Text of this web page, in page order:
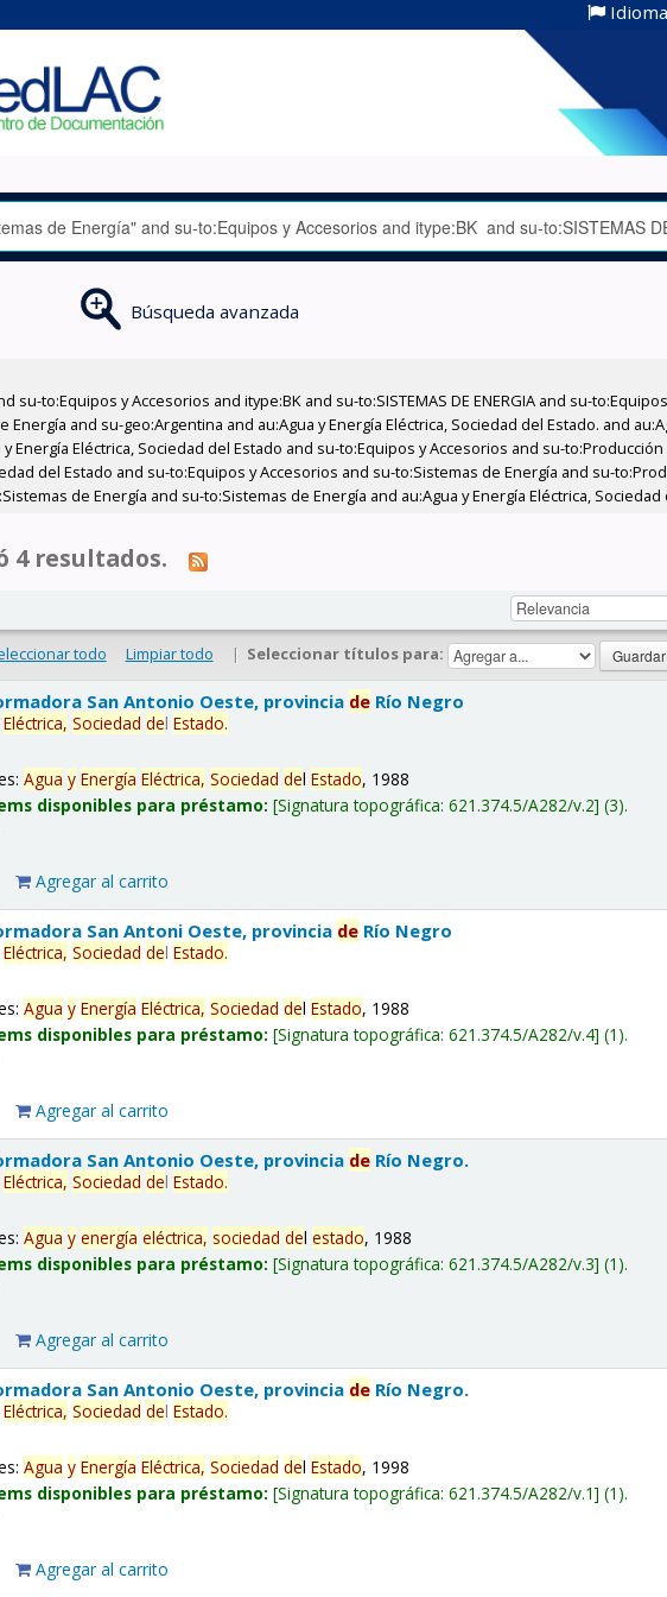
Búsqueda avanzada
to:Equipos y Accesorios and itype:BK and su-to:SISTEMAS DE ENERGIA and su-
and su-geo:Argentina and au:Agua y Energía Eléctrica, Sociedad del Estado. and
Energía Eléctrica, Sociedad del Estado and su-to:Equipos y Accesorios and su-
del Estado and su-to:Equipos y Accesorios and su-to:Sistemas de Energía and su-
de Energía and su-to:Sistemas de Energía and au:Agua y Energía Eléctrica, Sociedad
4 resultados.
todo Limpiar todo | Seleccionar títulos para:
San Antonio Oeste, provincia de Río Negro
Eléctrica, Sociedad delEstado.
Agua y Energía Eléctrica, Sociedad delEstado, 1988
disponibles para préstamo: Signatura topográfica:621.374.5/A282/v.2 (3).
Agregar al carrito
San Antoni Oeste, provincia de Río Negro
Eléctrica, Sociedad delEstado.
Agua y Energía Eléctrica, Sociedad delEstado, 1988
disponibles para préstamo: Signatura topográfica:621.374.5/A282/v.4 (1).
Agregar al carrito
San Antonio Oeste, provincia de Río Negro.
Eléctrica, Sociedad delEstado.
Agua y energía eléctrica, sociedad delestado, 1988
disponibles para préstamo: Signatura topográfica:621.374.5/A282/v.3 (1).
Agregar al carrito
San Antonio Oeste, provincia de Río Negro.
Eléctrica, Sociedad delEstado.
Agua y Energía Eléctrica, Sociedad delEstado, 1998
disponibles para préstamo: Signatura topográfica:621.374.5/A282/v.1 (1).
Agregar al carrito